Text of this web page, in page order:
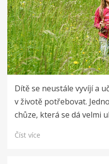
Dítě se neustále vyvíjí a
v životě potřebovat.
chůze, která se dá velmi
Číst více